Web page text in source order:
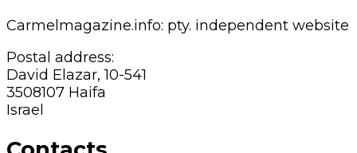
Carmelmagazine.info: pty. independent website
Postal address:
David Elazar, 10-541
3508107 Haifa
Israel